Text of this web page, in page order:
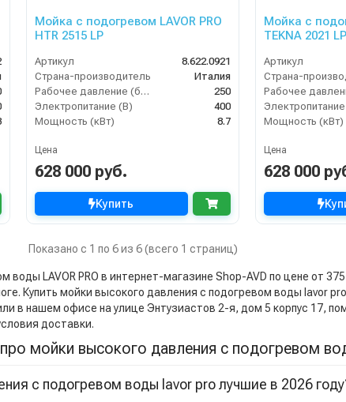
Мойка с подогревом LAVOR PRO
HTR 2515 LP
Артикул
8.622.0921
Страна-производитель
Италия
Рабочее давление (бар)
250
Электропитание (В)
400
Мощность (кВт)
8.7
Цена
628 000 руб.
Купить
Мойка с
TEKNA 2021
Артикул
Страна-
Мощность (кВт)
Цена
628 000
Показано с 1 по 6 из 6 (всего 1 страниц)
LAVOR PRO в интернет-магазине Shop-AVD по цене от
Купить мойки высокого давления с подогревом воды lavor
в нашем офисе на улице Энтузиастов 2-я, дом 5 корпус 17,
доставки.
мойки высокого давления с подогревом
с подогревом воды lavor pro лучшие в 2026